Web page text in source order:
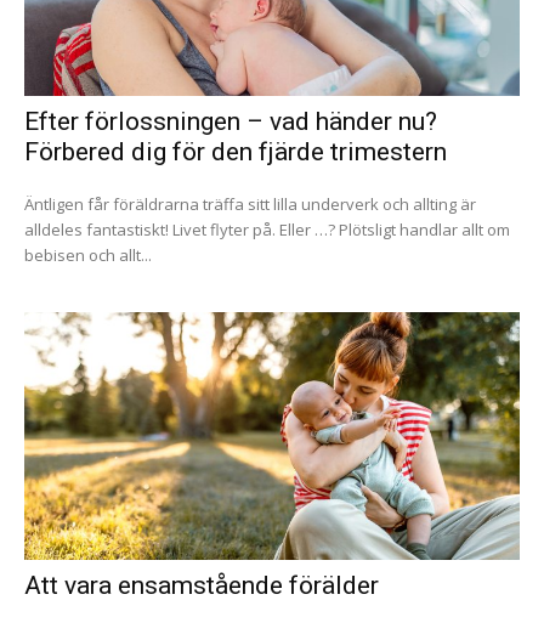
Efter förlossningen – vad händer nu?
Förbered dig för den fjärde trimestern
Äntligen får föräldrarna träffa sitt lilla underverk och allting är
alldeles fantastiskt! Livet flyter på. Eller …? Plötsligt handlar allt om
bebisen och allt...
Att vara ensamstående förälder